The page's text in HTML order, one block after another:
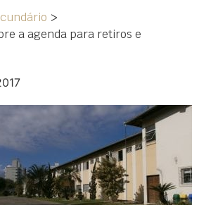
>
a agenda para retiros e